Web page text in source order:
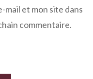
mail et mon site dans
commentaire.